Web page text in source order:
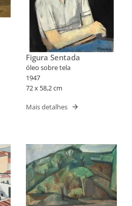
Figura Sentada
óleo sobre tela
1947
72 x 58,2 cm
Mais detalhes